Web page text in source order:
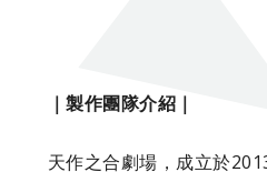
｜製作團隊介紹｜
天作之合劇場，成立於